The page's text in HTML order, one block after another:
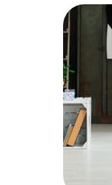
Decoração
Morar de
ambiente